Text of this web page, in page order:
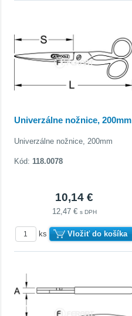
Univerzálne nožnice, 200mm
Univerzálne nožnice, 200mm
Kód: 118.0078
10,14 €
12,47 € s DPH
ks Vložiť do košíka